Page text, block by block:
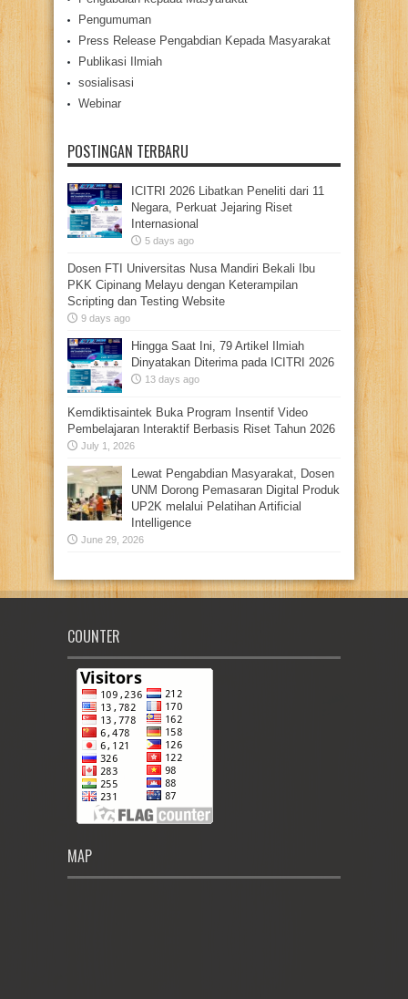
Pengumuman
Press Release Pengabdian Kepada Masyarakat
Publikasi Ilmiah
sosialisasi
Webinar
POSTINGAN TERBARU
ICITRI 2026 Libatkan Peneliti dari 11
Negara, Perkuat Jejaring Riset
Internasional
5 days ago
Dosen FTI Universitas Nusa Mandiri Bekali Ibu
PKK Cipinang Melayu dengan Keterampilan
Scripting dan Testing Website
9 days ago
Hingga Saat Ini, 79 Artikel Ilmiah
Dinyatakan Diterima pada ICITRI 2026
13 days ago
Kemdiktisaintek Buka Program Insentif Video
Pembelajaran Interaktif Berbasis Riset Tahun 2026
July 1, 2026
Lewat Pengabdian Masyarakat, Dosen
UNM Dorong Pemasaran Digital Produk
UP2K melalui Pelatihan Artificial
Intelligence
June 29, 2026
COUNTER
MAP